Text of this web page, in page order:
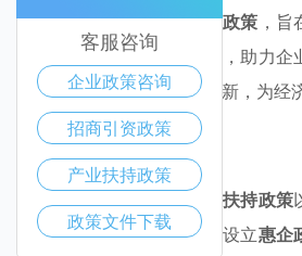
目支持等优惠政策 ，
强化研发投入，助力企
产学研协同创新，为经
海淀区的产业扶持政策
环境等。通过设立惠企
客服咨询
企业政策咨询
招商引资政策
产业扶持政策
政策文件下载